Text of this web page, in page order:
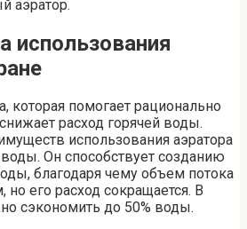
аэратор.
использования
которая помогает рационально
расход горячей воды.
использования аэратора
Он способствует созданию
благодаря чему объем потока
его расход сокращается. В
сэкономить до 50% воды.